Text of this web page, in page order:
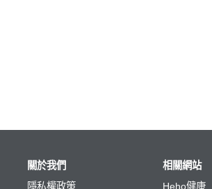
關於我們
隱私權政策
相關網站
Heho健康